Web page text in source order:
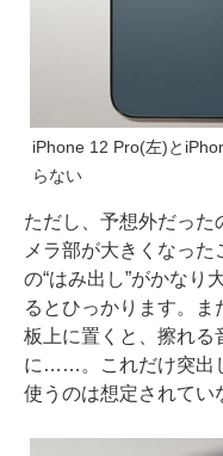
iPhone 12 Pro(左)と
らない
ただし、予想外だった
メラ部が大きくなっ
の“はみ出し”がかなり
るとひっかります。
板上に置くと、擦れる
に……。これだけ突出
使うのは想定されてい